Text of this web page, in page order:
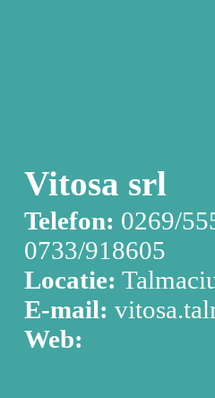
Vitosa srl
Telefon: 0269/
0733/918605
Locatie:
E-mail:
Web: